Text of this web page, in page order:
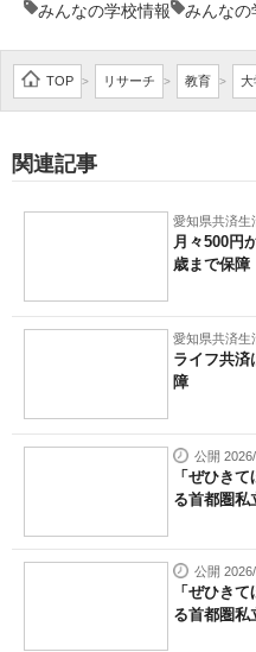
エレクトロニクス専門サイト
電子設計の基本と応用
エネルギーの専門メディア
建設×テクノロジーの最前線
ちょっと気になるネットの話
みんなの学校情報 みんなの
TOP > リサーチ > 教育 > 大
関連記事
愛知県共済生
月々500円
歳まで保障
愛知県共済生
ライフ共済
障
公開
「ぜひき
る首都圏私
公開
「ぜひき
る首都圏私